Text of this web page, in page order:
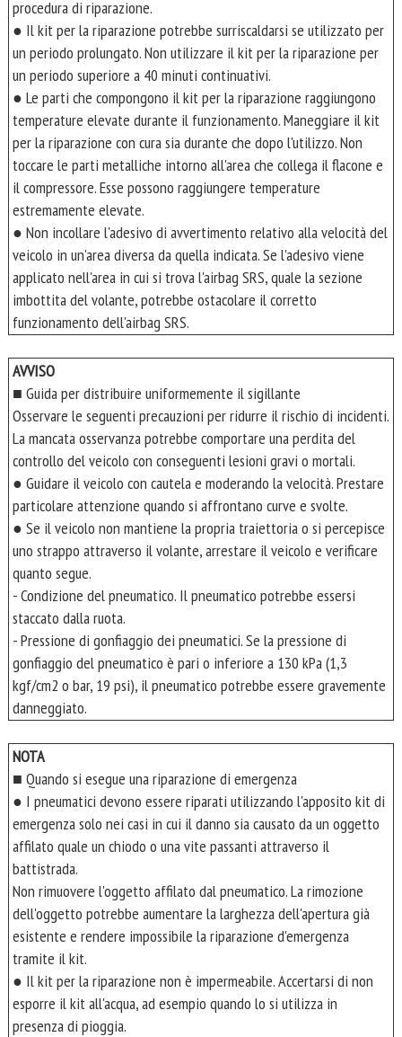
procedura di riparazione.
● Il kit per la riparazione potrebbe surriscaldarsi se utilizzato per
un periodo prolungato. Non utilizzare il kit per la riparazione per
un periodo superiore a 40 minuti continuativi.
● Le parti che compongono il kit per la riparazione raggiungono
temperature elevate durante il funzionamento. Maneggiare il kit
per la riparazione con cura sia durante che dopo l'utilizzo. Non
toccare le parti metalliche intorno all'area che collega il flacone e
il compressore. Esse possono raggiungere temperature
estremamente elevate.
● Non incollare l'adesivo di avvertimento relativo alla velocità del
veicolo in un'area diversa da quella indicata. Se l'adesivo viene
applicato nell'area in cui si trova l'airbag SRS, quale la sezione
imbottita del volante, potrebbe ostacolare il corretto
funzionamento dell'airbag SRS.
AVVISO
■ Guida per distribuire uniformemente il sigillante
Osservare le seguenti precauzioni per ridurre il rischio di incidenti.
La mancata osservanza potrebbe comportare una perdita del
controllo del veicolo con conseguenti lesioni gravi o mortali.
● Guidare il veicolo con cautela e moderando la velocità. Prestare
particolare attenzione quando si affrontano curve e svolte.
● Se il veicolo non mantiene la propria traiettoria o si percepisce
uno strappo attraverso il volante, arrestare il veicolo e verificare
quanto segue.
- Condizione del pneumatico. Il pneumatico potrebbe essersi
staccato dalla ruota.
- Pressione di gonfiaggio dei pneumatici. Se la pressione di
gonfiaggio del pneumatico è pari o inferiore a 130 kPa (1,3
kgf/cm2 o bar, 19 psi), il pneumatico potrebbe essere gravemente
danneggiato.
NOTA
■ Quando si esegue una riparazione di emergenza
● I pneumatici devono essere riparati utilizzando l'apposito kit di
emergenza solo nei casi in cui il danno sia causato da un oggetto
affilato quale un chiodo o una vite passanti attraverso il
battistrada.
Non rimuovere l'oggetto affilato dal pneumatico. La rimozione
dell'oggetto potrebbe aumentare la larghezza dell'apertura già
esistente e rendere impossibile la riparazione d'emergenza
tramite il kit.
● Il kit per la riparazione non è impermeabile. Accertarsi di non
esporre il kit all'acqua, ad esempio quando lo si utilizza in
presenza di pioggia.